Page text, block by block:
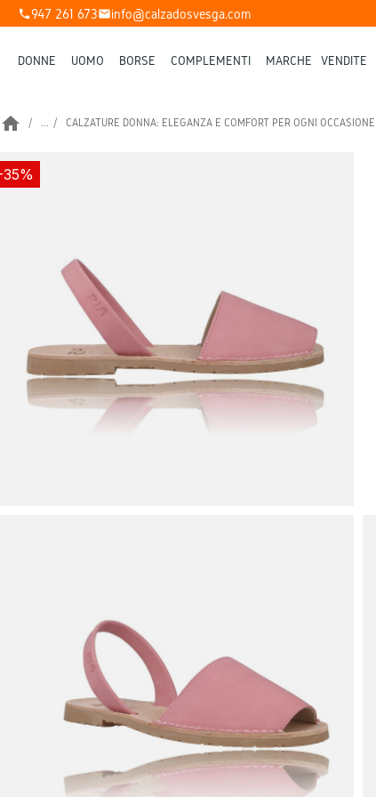
phone947 261 673mailinfo@calzadosvesga.com
DONNE UOMO BORSE COMPLEMENTI MARCHE VENDITE
home ... CALZATURE DONNA: ELEGANZA E COMFORT PER OGNI OCCASIONE